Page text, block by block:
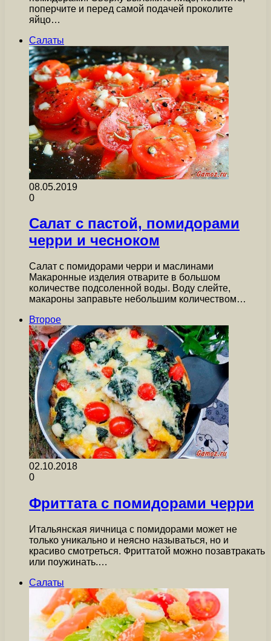
поперчите и перед самой подачей проколите
яйцо…
Салаты
08.05.2019
0
Салат с пастой, помидорами
черри и чесноком
Салат с помидорами черри и маслинами
Макаронные изделия отварите в большом
количестве подсоленной воды. Воду слейте,
макароны заправьте небольшим количеством…
Второе
02.10.2018
0
Фриттата с помидорами черри
Итальянская яичница с помидорами может не
только уникально и неясно называться, но и
красиво смотреться. Фриттатой можно позавтракать
или поужинать.…
Салаты